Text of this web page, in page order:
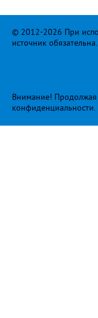
© 2012-2026 При
источник обязательна.
Внимание! Продолжая
конфиденциальности.